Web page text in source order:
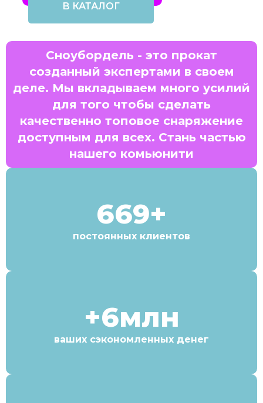
В КАТАЛОГ
Сноубордель - это прокат
созданный экспертами в своем
деле. Мы вкладываем много усилий
для того чтобы сделать
качественно топовое снаряжение
доступным для всех. Стань частью
нашего комьюнити
669+
постоянных клиентов
+6млн
ваших сэкономленных денег